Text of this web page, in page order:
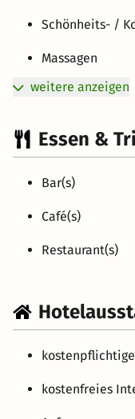
Schönheits- /
Massagen
weitere anzeigen
Essen &
Bar(s)
Café(s)
Restaurant(s)
kostenfreies